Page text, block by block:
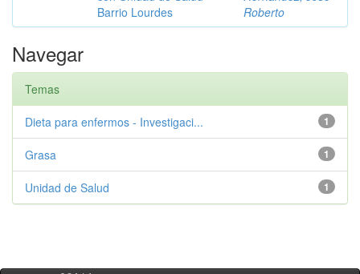
Barrio Lourdes
Roberto
Navegar
Temas
1
Dieta para enfermos - Investigaci...
1
Grasa
1
Unidad de Salud